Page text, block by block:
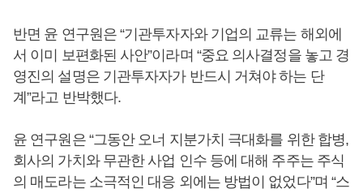
반면 윤 연구원은 “기관투자자와 기업의 교류는 해외에
서 이미 보편화된 사안”이라며 “중요 의사결정을 놓고 경
영진의 설명은 기관투자자가 반드시 거쳐야 하는 단
계”라고 반박했다.
윤 연구원은 “그동안 오너 지분가치 극대화를 위한 합병,
회사의 가치와 무관한 사업 인수 등에 대해 주주는 주식
의 매도라는 소극적인 대응 외에는 방법이 없었다”며 “스